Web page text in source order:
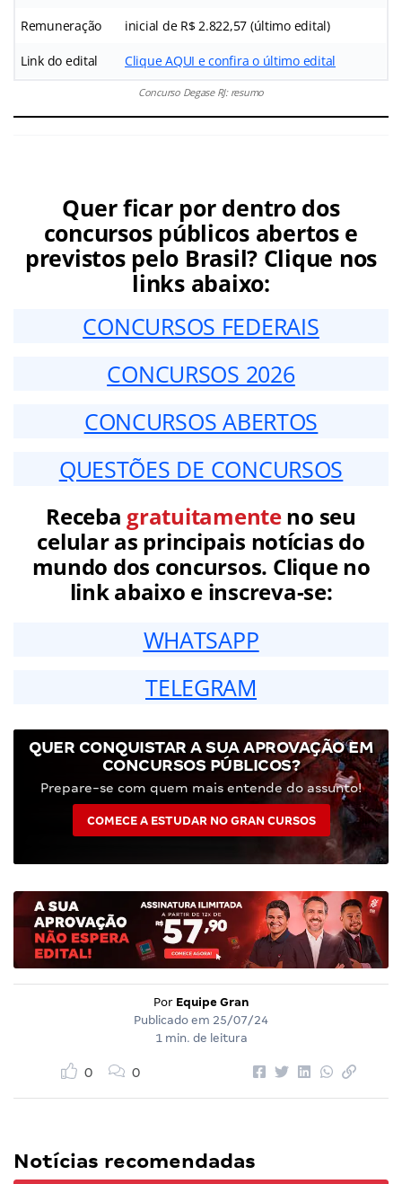
Remuneração inicial de R$ 2.822,57 (último edital)
Link do edital Clique AQUI e confira o último edital
Concurso Degase RJ: resumo
Quer ficar por dentro dos
concursos públicos abertos e
previstos pelo Brasil? Clique nos
links abaixo:
CONCURSOS FEDERAIS
CONCURSOS 2026
CONCURSOS ABERTOS
QUESTÕES DE CONCURSOS
Receba gratuitamenteno seu
celular as principais notícias do
mundo dos concursos. Clique no
link abaixo e inscreva-se:
WHATSAPP
TELEGRAM
QUER CONQUISTAR A SUA APROVAÇÃO EM
CONCURSOS PÚBLICOS?
Prepare-se com quem mais entende do assunto!
COMECE A ESTUDAR NO GRAN CURSOS
Por Equipe Gran
Publicado em 25/07/24
1 min. de leitura
0 0
Notícias recomendadas